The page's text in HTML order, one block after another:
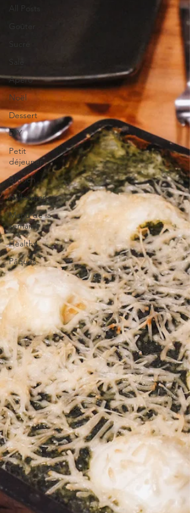
All Posts
Salé
Apéro
Noël
Dessert
DIY
Petit
déjeuner
Brunch
Halloween
Menu de la
semaine
Healthy
Pâques